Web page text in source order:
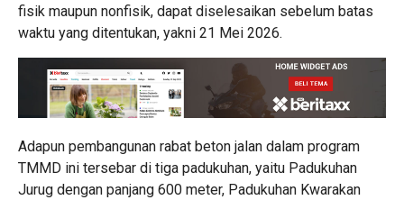
fisik maupun nonfisik, dapat diselesaikan sebelum batas
waktu yang ditentukan, yakni 21 Mei 2026.
Adapun pembangunan rabat beton jalan dalam program
TMMD ini tersebar di tiga padukuhan, yaitu Padukuhan
Jurug dengan panjang 600 meter, Padukuhan Kwarakan